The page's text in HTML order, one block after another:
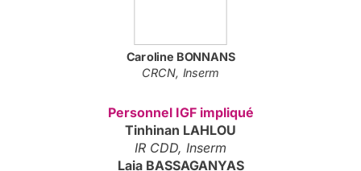
Caroline BONNANS
CRCN, Inserm
Personnel IGF impliqué
Tinhinan LAHLOU
IR CDD, Inserm
Laia BASSAGANYAS